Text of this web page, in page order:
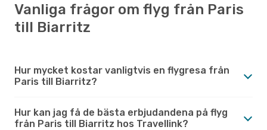
Vanliga frågor om flyg från Paris
till Biarritz
Hur mycket kostar vanligtvis en flygresa från
Paris till Biarritz?
Hur kan jag få de bästa erbjudandena på flyg
från Paris till Biarritz hos Travellink?